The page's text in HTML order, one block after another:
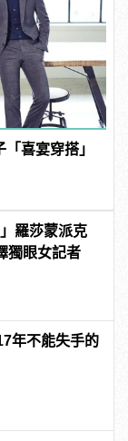
喜宴穿搭」
羅莎蒙派克
獨眼女記者
年不能失手的